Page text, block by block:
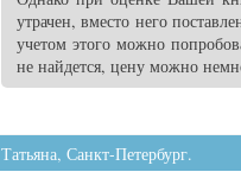
утрачен, вместо него
учетом этого можно
не найдется, цену можно
Татьяна, Санкт-Петербург.